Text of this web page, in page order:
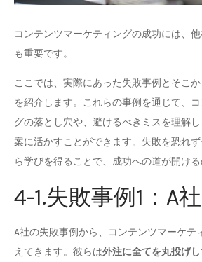
コンテンツマーケティングの成功には、
も重要です。
ここでは、実際にあった失敗事例とそこ
を紹介します。これらの事例を通じて、
グの落とし穴や、避けるべきミスを理解
案に活かすことができます。失敗を恐れ
ら学びを得ることで、成功への道が開ける
4-1.失敗事例1：A
A社の失敗事例から、コンテンツマーケテ
えてきます。彼らは外注に全てを丸投げ